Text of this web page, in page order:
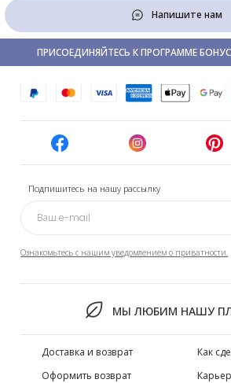
Напишите нам
Подпишитесь на нашу рассылку
Ознакомьтесь с нашим уведомлением о приватности.
МЫ ЛЮБИМ НАШУ
ПРИСОЕДИНЯЙТЕСЬ К ПРОГРАММЕ БОНУСЫ
Доставка и возврат
Оформить возврат
Как